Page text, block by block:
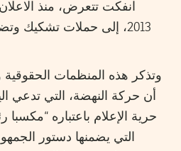
2013، إلى حملات تشكيك
وتذكر هذه المنظمات الحقوقية
أن حركة النهضة، التي تدعي
حرية الإعلام باعتباره
التي يضمنها دستور